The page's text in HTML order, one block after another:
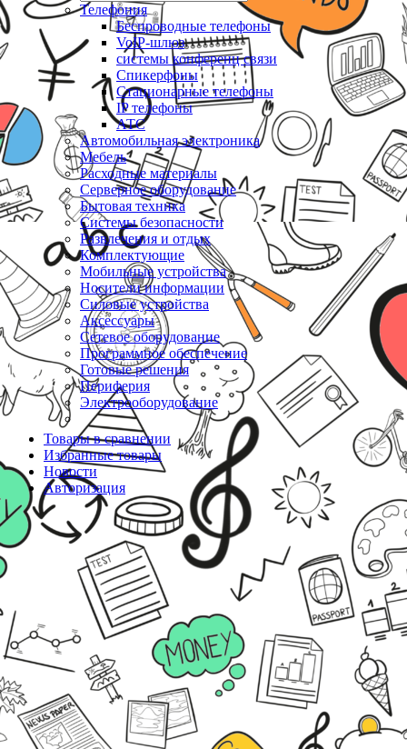
Телефония
Беспроводные телефоны
VoIP-шлюз
системы конференц связи
Спикерфоны
Стационарные телефоны
IP телефоны
АТС
Автомобильная электроника
Мебель
Расходные материалы
Серверное оборудование
Бытовая техника
Системы безопасности
Развлечения и отдых
Комплектующие
Мобильные устройства
Носители информации
Силовые устройства
Аксессуары
Сетевое оборудование
Программное обеспечение
Готовые решения
Периферия
Электрооборудование
Товары в сравнении
Избранные товары
Новости
Авторизация